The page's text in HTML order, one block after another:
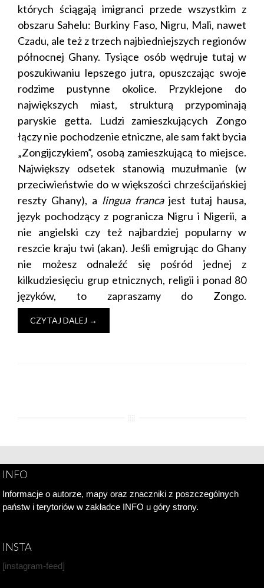
których ściągają imigranci przede wszystkim z
obszaru Sahelu: Burkiny Faso, Nigru, Mali, nawet
Czadu, ale też z trzech najbiedniejszych regionów
północnej Ghany. Tysiące osób wędruje tutaj w
poszukiwaniu lepszego jutra, opuszczając swoje
rodzime pustynne okolice. Przyklejone do
największych miast, strukturą przypominają
paryskie getta. Ludzi zamieszkujących Zongo
łączy nie pochodzenie etniczne, ale sam fakt bycia
„Zongijczykiem”, osobą zamieszkującą to miejsce.
Największy odsetek stanowią muzułmanie (w
przeciwieństwie do w większości chrześcijańskiej
reszty Ghany), a lingua francajest tutaj hausa,
język pochodzący z pogranicza Nigru i Nigerii, a
nie angielski czy też najbardziej popularny w
reszcie kraju twi (akan). Jeśli emigrując do Ghany
nie możesz odnaleźć się pośród jednej z
kilkudziesięciu grup etnicznych, religii i ponad 80
języków, to zapraszamy do Zongo.
CZYTAJ DALEJ →
INFO
Informacje o autorze, mapy oraz znaczniki z poszczególnych
państw i terytoriów w zakładce INFO u góry strony.
INSTA
[instagram-feed]